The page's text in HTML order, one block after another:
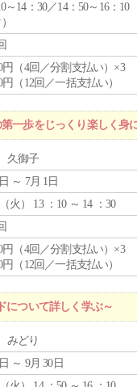
～14：30／14：50～16：10
円（4回／分割支払い）×3
円（12回／一括支払い）
一歩をじっくり楽しく身
久御子
～ 7月 1日
火 ） 13 ：10 ～ 14 ：30
円（4回／分割支払い）×3
円（12回／一括支払い）
ついて詳しく学ぶ～
どり
～ 9月 30日